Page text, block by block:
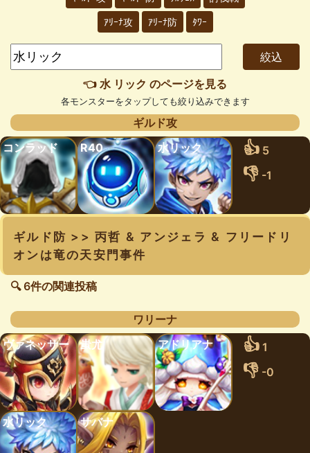
ｱﾘｰﾅ攻 ｱﾘｰﾅ防 ﾀﾜｰ
👈 水 リック のページを見る
各モンスターをタップしても絞り込みできます
ギルド攻
コンラッド
R40 水リック 👍 5
👎 -1
ギルド防 >> 丙哲 & アンジェラ & フリードリ
オンは竜の天安門事件
🔍 6件の関連投稿
ワリーナ
ヴァネッサー
蚩尤 アドリアナ 👍 1
👎 -0
水リック サバナ